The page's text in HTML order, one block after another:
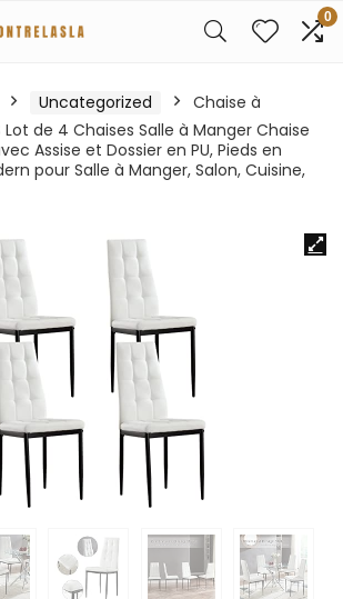
0
Uncategorized
Chaise à
Lot de 4 Chaises Salle à Manger Chaise
Assise et Dossier en PU, Pieds en
pour Salle à Manger, Salon, Cuisine,